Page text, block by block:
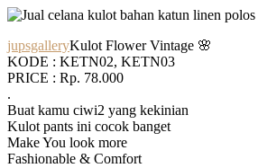
jupsgalleryKulot Flower Vintage 🌸
KODE : KETN02, KETN03
PRICE : Rp. 78.000
.
Buat kamu ciwi2 yang kekinian
Kulot pants ini cocok banget
Make You look more
Fashionable & Comfort